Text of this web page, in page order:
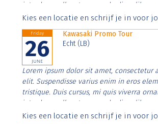
interdum nulla, ut commodo diam libero
Aenean faucibus nibh et justo cursus id
Kies een locatie en schrijf je in voor
Friday
26
JUNE
Kawasaki Promo Tour
Echt (LB)
Lorem ipsum dolor sit amet, consectetur
elit. Suspendisse varius enim in eros
tristique. Duis cursus, mi quis viverra
interdum nulla, ut commodo diam libero
Aenean faucibus nibh et justo cursus id
Kies een locatie en schrijf je in voor